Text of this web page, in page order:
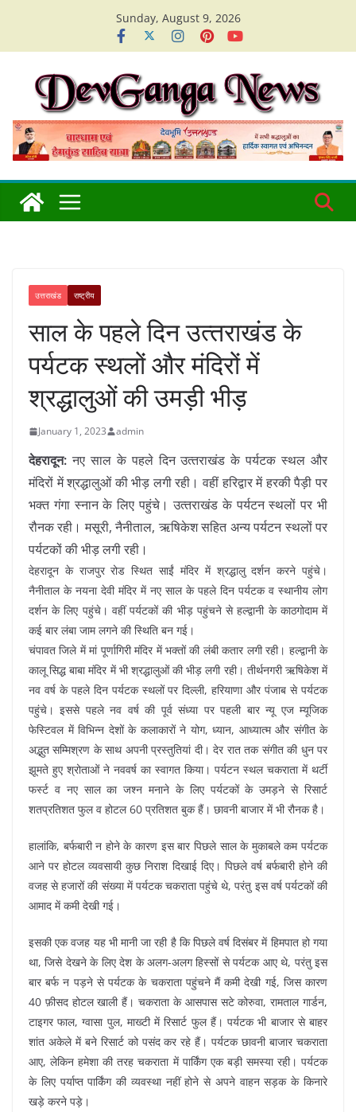
content
Sunday, August 9, 2026
उत्तराखंड राष्ट्रीय
साल के पहले दिन उत्‍तराखंड के
पर्यटक स्थलों और मंदिरों में
श्रद्धालुओं की उमड़ी भीड़
January 1, 2023 admin
देहरादून: नए साल के पहले दिन उत्‍तराखंड के पर्यटक स्‍थल और
मंदिरों में श्रद्धालुओं की भीड़ लगी रही। वहीं हरिद्वार में हरकी पैड़ी पर
भक्‍त गंगा स्‍नान के लिए पहुंचे। उत्‍तराखंड के पर्यटन स्‍थलों पर भी
रौनक रही। मसूरी, नैनीताल, ऋषिकेश सहित अन्‍य पर्यटन स्‍थलों पर
पर्यटकों की भीड़ लगी रही।
देहरादून के राजपुर रोड स्थित साईं मंदिर में श्रद्धालु दर्शन करने पहुंचे।
नैनीताल के नयना देवी मंदिर में नए साल के पहले दिन पर्यटक व स्थानीय लोग
दर्शन के लिए पहुंचे। वहीं पर्यटकों की भीड़ पहुंचने से हल्‍द्वानी के काठगोदाम में
कई बार लंबा जाम लगने की स्थिति बन गई।
चंपावत जिले में मां पूर्णागिरी मंदिर में भक्‍तों की लंबी कतार लगी रही। हल्‍द्वानी के
कालू सिद्ध बाबा मंदिर में भी श्रद्धालुओं की भीड़ लगी रही। तीर्थनगरी ऋषिकेश में
नव वर्ष के पहले दिन पर्यटक स्‍थलों पर दिल्‍ली, हरियाणा और पंजाब से पर्यटक
पहुंचे। इससे पहले नव वर्ष की पूर्व संध्या पर पहली बार न्यू एज म्यूजिक
फेस्टिवल में विभिन्न देशों के कलाकारों ने योग, ध्यान, आध्यात्म और संगीत के
अद्भुत सम्मिश्रण के साथ अपनी प्रस्तुतियां दी। देर रात तक संगीत की धुन पर
झूमते हुए श्रोताओं ने नववर्ष का स्वागत किया। पर्यटन स्थल चकराता में थर्टी
फर्स्ट व नए साल का जश्न मनाने के लिए पर्यटकों के उमड़ने से रिसार्ट
शतप्रतिशत फुल व होटल 60 प्रतिशत बुक हैं। छावनी बाजार में भी रौनक है।
हालांकि, बर्फबारी न होने के कारण इस बार पिछले साल के मुकाबले कम पर्यटक
आने पर होटल व्यवसायी कुछ निराश दिखाई दिए। पिछले वर्ष बर्फबारी होने की
वजह से हजारों की संख्या में पर्यटक चकराता पहुंचे थे, परंतु इस वर्ष पर्यटकों की
आमाद में कमी देखी गई।
इसकी एक वजह यह भी मानी जा रही है कि पिछले वर्ष दिसंबर में हिमपात हो गया
था, जिसे देखने के लिए देश के अलग-अलग हिस्सों से पर्यटक आए थे, परंतु इस
बार बर्फ न पड़ने से पर्यटक के चकराता पहुंचने मैं कमी देखी गई, जिस कारण
40 फ़ीसद होटल खाली हैं। चकराता के आसपास सटे कोरुवा, रामताल गार्डन,
टाइगर फाल, ग्वासा पुल, माख्टी में रिसार्ट फुल हैं। पर्यटक भी बाजार से बाहर
शांत अकेले में बने रिसार्ट को पसंद कर रहे हैं। पर्यटक छावनी बाजार चकराता
आए, लेकिन हमेशा की तरह चकराता में पार्किंग एक बड़ी समस्या रही। पर्यटक
के लिए पर्याप्त पार्किंग की व्यवस्था नहीं होने से अपने वाहन सड़क के किनारे
खड़े करने पड़े।